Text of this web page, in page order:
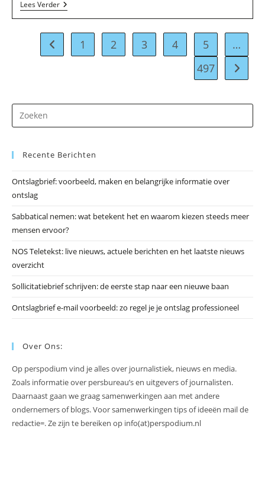
Lees VerderBeste
Sollicitatiebrief
–
Sollicitatiebrief
Naar vorige pagina
1 2 3 4 5
…
497
Naar
op
Recente Berichten
Ontslagbrief: voorbeeld, maken en belangrijke informatie over
ontslag
Sabbatical nemen: wat betekent het en waarom kiezen steeds meer
mensen ervoor?
NOS Teletekst: live nieuws, actuele berichten en het laatste nieuws
overzicht
Sollicitatiebrief schrijven: de eerste stap naar een nieuwe baan
Ontslagbrief e-mail voorbeeld: zo regel je je ontslag professioneel
Over Ons:
Op perspodium vind je alles over journalistiek, nieuws en media.
Zoals informatie over persbureau’s en uitgevers of journalisten.
Daarnaast gaan we graag samenwerkingen aan met andere
ondernemers of blogs. Voor samenwerkingen tips of ideeën mail de
redactie=. Ze zijn te bereiken op info(at)perspodium.nl